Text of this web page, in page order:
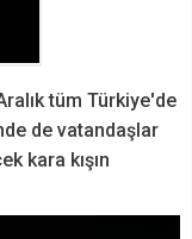
tüm Türkiye'de
de vatandaşlar
kara kışın